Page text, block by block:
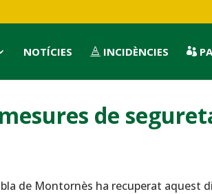
NOTÍCIES  INCIDÈNCIES 
de
de Montornès ha recuperat aquest